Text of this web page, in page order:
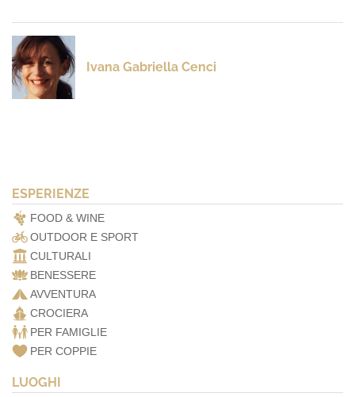
Ivana Gabriella Cenci
ESPERIENZE
FOOD & WINE
OUTDOOR E SPORT
CULTURALI
BENESSERE
AVVENTURA
CROCIERA
PER FAMIGLIE
PER COPPIE
LUOGHI